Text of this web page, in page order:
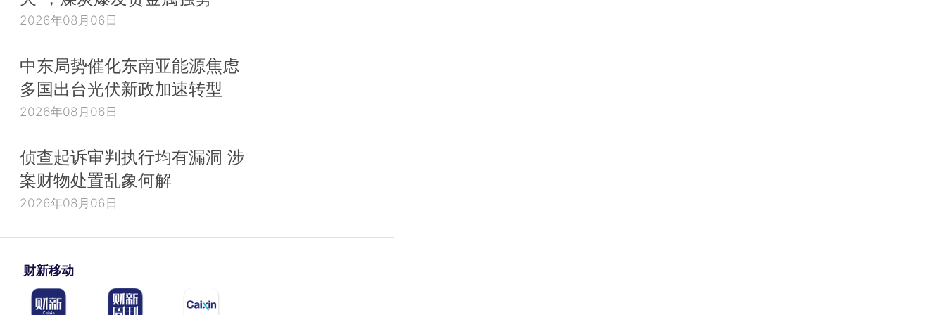
2026年08月06日
中东局势催化东南亚能源焦虑
多国出台光伏新政加速转型
2026年08月06日
侦查起诉审判执行均有漏洞 涉
案财物处置乱象何解
2026年08月06日
财新移动